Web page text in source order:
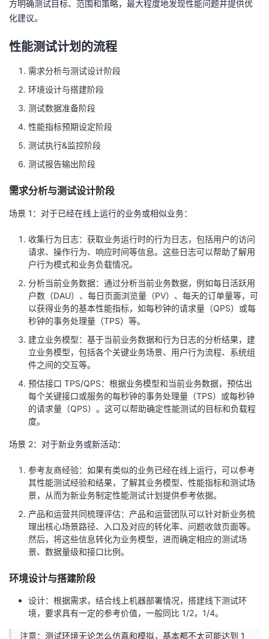
的
课
程
我
的
认
证
我
的
实
我
的
藏
技
术
支
持
的
云
声
建
议
方明确测试目标、范围和策略，最大程度地发现性能问题并提供优
化建议。
性能测试计划的流程
需求分析与测试设计阶段
环境设计与搭建阶段
测试数据准备阶段
性能指标预期设定阶段
测试执行&监控阶段
测试报告输出阶段
需求分析与测试设计阶段
场景 1：对于已经在线上运行的业务或相似业务：
收集行为日志：获取业务运行时的行为日志，包括用户的访问
请求、操作行为、响应时间等信息。这些日志可以帮助了解用
户行为模式和业务负载情况。
分析当前业务数据：通过分析当前业务数据，例如每日活跃用
户数（DAU）、每日页面浏览量（PV）、每天的订单量等，可
以获得业务的基本性能指标，如每秒钟的请求量（QPS）或每
秒钟的事务处理量（TPS）等。
建立业务模型：基于当前业务数据和行为日志的分析结果，建
立业务模型，包括各个关键业务场景、用户行为流程、系统组
件之间的交互等。
预估接口 TPS/QPS：根据业务模型和当前业务数据，预估出
每个关键接口或服务的每秒钟的事务处理量（TPS）或每秒钟
的请求量（QPS）。这可以帮助确定性能测试的目标和负载程
度。
场景 2：对于新业务或新活动：
参考友商经验：如果有类似的业务已经在线上运行，可以参考
其性能测试经验和结果，了解其业务模型、性能指标和测试场
景，从而为新业务制定性能测试计划提供参考依据。
产品和运营共同梳理评估：产品和运营团队可以针对新业务梳
理出核心场景路径、入口及对应的转化率、问题收敛页面等。
然后，将这些信息转化为业务模型，进而确定相应的测试场
景、数据量级和接口比例。
环境设计与搭建阶段
设计：根据需求，结合线上机器部署情况，搭建线下测试环
境，要求具有⼀定的参考价值，⼀般同比 1/2，1/4。
注意：测试环境无论怎么仿真和模拟，基本都不太可能达到 1